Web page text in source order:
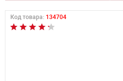
Код товара: 134704